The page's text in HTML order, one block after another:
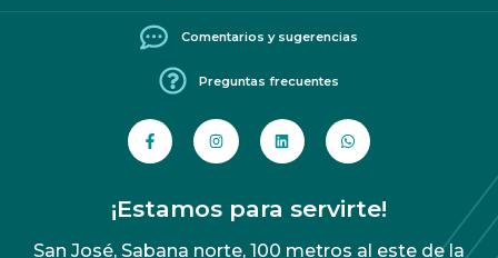
Comentarios y sugerencias
Preguntas frecuentes
¡Estamos para servirte!
San José, Sabana norte, 100 metros al este de la